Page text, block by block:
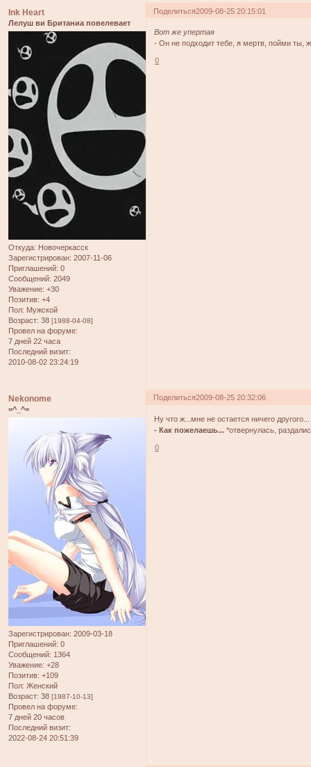
Поделиться2009-08-25 20:15:01
Ink Heart
Лелуш ви Британиа повелевает
Откуда: Новочеркасск
Зарегистрирован: 2007-11-06
Приглашений: 0
Сообщений: 2049
Уважение: +30
Позитив: +4
Пол: Мужской
Возраст: 38 [1988-04-08]
Провел на форуме:
7 дней 22 часа
Последний визит:
2010-08-02 23:24:19
Вот же упертая
- Он не подходит тебе, я мертв, пойми
0
Поделиться2009-08-25 20:32:06
Nekonome
=^_^=
Зарегистрирован: 2009-03-18
Приглашений: 0
Сообщений: 1364
Уважение: +28
Позитив: +109
Пол: Женский
Возраст: 38 [1987-10-13]
Провел на форуме:
7 дней 20 часов
Последний визит:
2022-08-24 20:51:39
Ну что ж...мне не остается ничего другого...
- Как пожелаешь... *отвернулась,
0